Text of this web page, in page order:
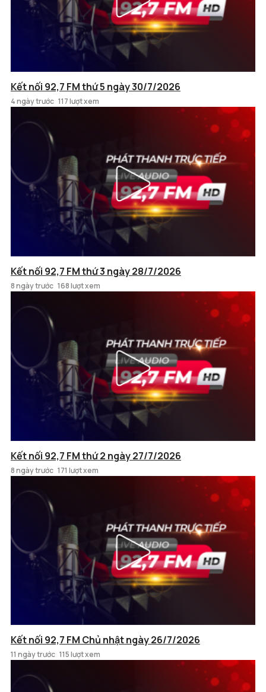
Kết nối 92,7 FM thứ 5 ngày 30/7/2026
4 ngày trước 117 lượt xem
Kết nối 92,7 FM thứ 3 ngày 28/7/2026
8 ngày trước 168 lượt xem
Kết nối 92,7 FM thứ 2 ngày 27/7/2026
8 ngày trước 171 lượt xem
Kết nối 92,7 FM Chủ nhật ngày 26/7/2026
11 ngày trước 115 lượt xem